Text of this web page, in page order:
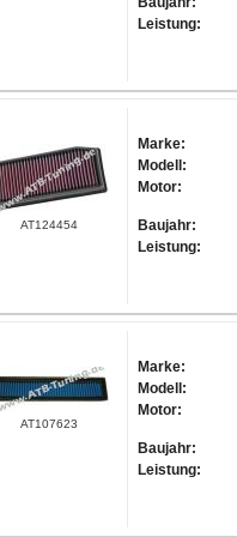
Leistung:
AT124454
Marke:
Modell:
Motor:
Baujahr:
Leistung:
AT107623
Marke:
Modell:
Motor:
Baujahr:
Leistung: